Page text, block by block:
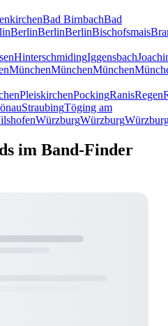
Bad BirnbachBad
BerlinBerlinBerlinBischofsmais
HinterschmidingIggensbach
MünchenMünchenMünchen
PleiskirchenPockingRanisRegen
StraubingTöging am
WürzburgWürzburg
im Band-Finder